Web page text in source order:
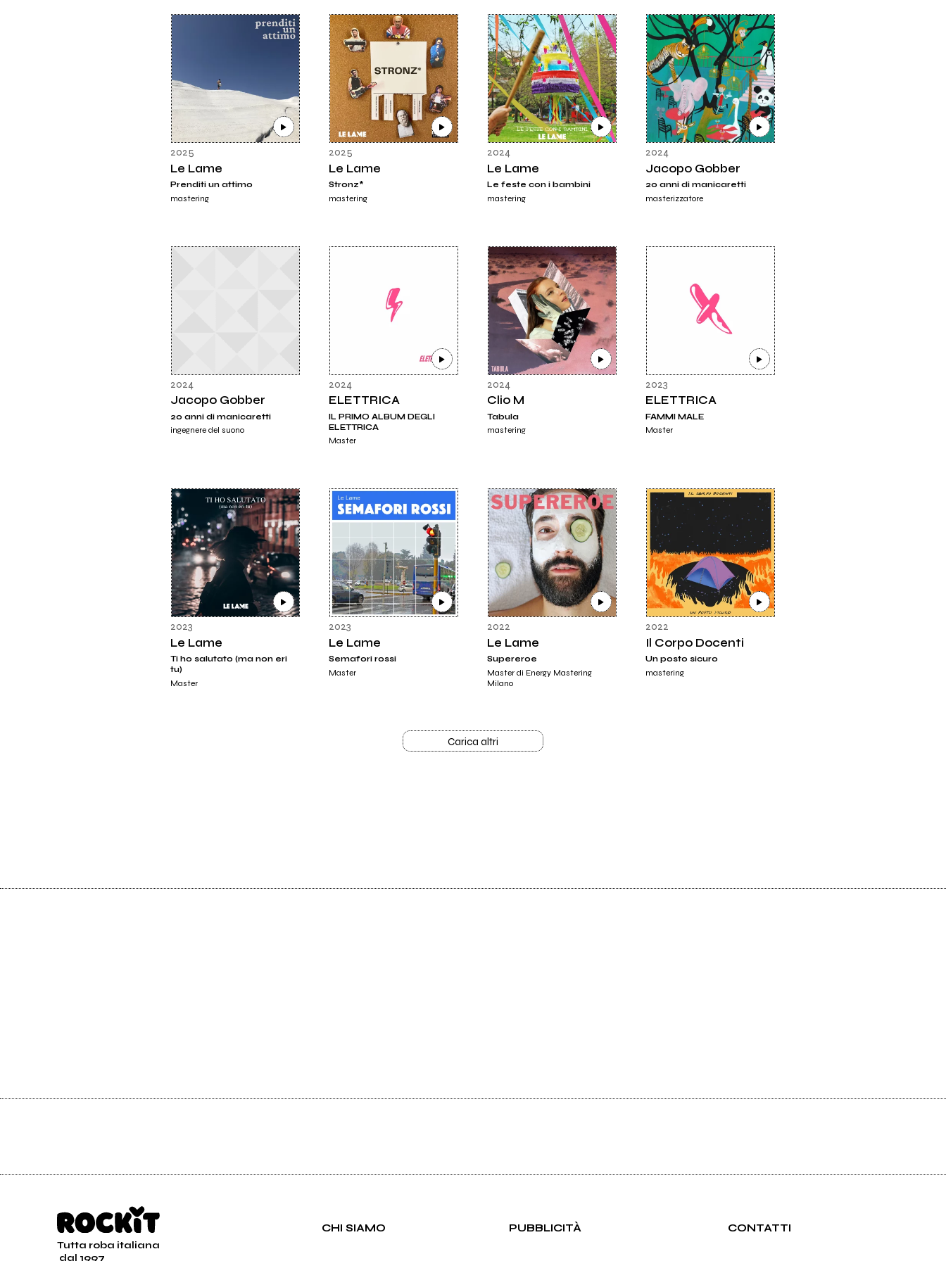
2025
Le Lame
Prenditi un attimo
mastering
2025
Le Lame
Stronz*
mastering
2024
Le Lame
Le feste con i bambini
mastering
2024
Jacopo Gobber
20 anni di manicaretti
masterizzatore
2024
Jacopo Gobber
20 anni di manicaretti
ingegnere del suono
2024
ELETTRICA
IL PRIMO ALBUM DEGLI
ELETTRICA
Master
2024
Clio M
Tabula
mastering
2023
ELETTRICA
FAMMI MALE
Master
2023
Le Lame
Ti ho salutato (ma non eri
tu)
Master
2023
Le Lame
Semafori rossi
Master
2022
Le Lame
Supereroe
Master di Energy Mastering
Milano
2022
Il Corpo Docenti
Un posto sicuro
mastering
Carica altri
Tutta roba italiana
dal 1997
CHI SIAMO PUBBLICITÀ CONTATTI